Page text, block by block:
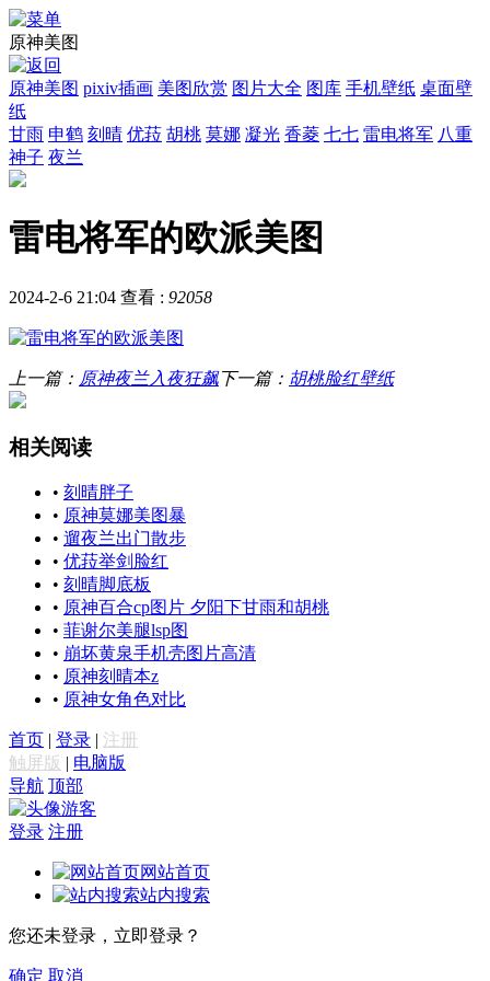
原神美图
原神美图 pixiv插画 美图欣赏 图片大全 图库 手机壁纸 桌面壁
纸
甘雨 申鹤 刻晴 优菈 胡桃 莫娜 凝光 香菱 七七 雷电将军 八重
神子 夜兰
雷电将军的欧派美图
2024-2-6 21:04 查看 : 92058
上一篇： 原神夜兰入夜狂飙下一篇： 胡桃脸红壁纸
相关阅读
• 刻晴胖子
• 原神莫娜美图暴
• 遛夜兰出门散步
• 优菈举剑脸红
• 刻晴脚底板
• 原神百合cp图片 夕阳下甘雨和胡桃
• 菲谢尔美腿lsp图
• 崩坏黄泉手机壳图片高清
• 原神刻晴本z
• 原神女角色对比
首页 | 登录 | 注册
触屏版 | 电脑版
导航 顶部
游客
登录 注册
网站首页
站内搜索
您还未登录，立即登录？
确定 取消